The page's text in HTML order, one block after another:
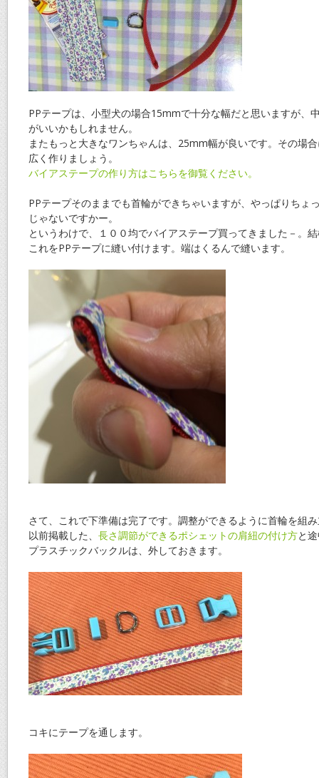
PPテープは、小型犬の場合15mmで十分な幅だと思いますが、
がいいかもしれません。
またもっと大きなワンちゃんは、25mm幅が良いです。その場
広く作りましょう。
バイアステープの作り方はこちらを御覧ください。
PPテープそのままでも首輪ができちゃいますが、やっぱりちょ
じゃないですかー。
というわけで、１００均でバイアステープ買ってきました－。
これをPPテープに縫い付けます。端はくるんで縫います。
さて、これで下準備は完了です。調整ができるように首輪を組
以前掲載した、 長さ調節ができるポシェットの肩紐の付け方と
プラスチックバックルは、外しておきます。
コキにテープを通します。